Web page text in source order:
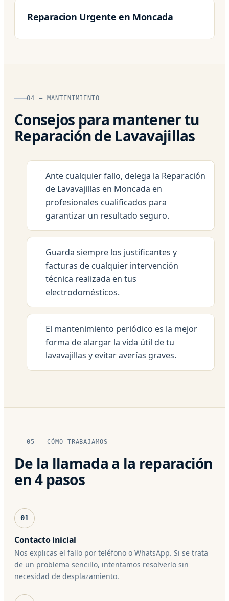
Reparacion Urgente en Moncada
04 — MANTENIMIENTO
Consejos para mantener tu
Reparación de Lavavajillas
Ante cualquier fallo, delega la Reparación
de Lavavajillas en Moncada en
profesionales cualificados para
garantizar un resultado seguro.
Guarda siempre los justificantes y
facturas de cualquier intervención
técnica realizada en tus
electrodomésticos.
El mantenimiento periódico es la mejor
forma de alargar la vida útil de tu
lavavajillas y evitar averías graves.
05 — CÓMO TRABAJAMOS
De la llamada a la reparación
en 4 pasos
01
Contacto inicial
Nos explicas el fallo por teléfono o WhatsApp. Si se trata
de un problema sencillo, intentamos resolverlo sin
necesidad de desplazamiento.